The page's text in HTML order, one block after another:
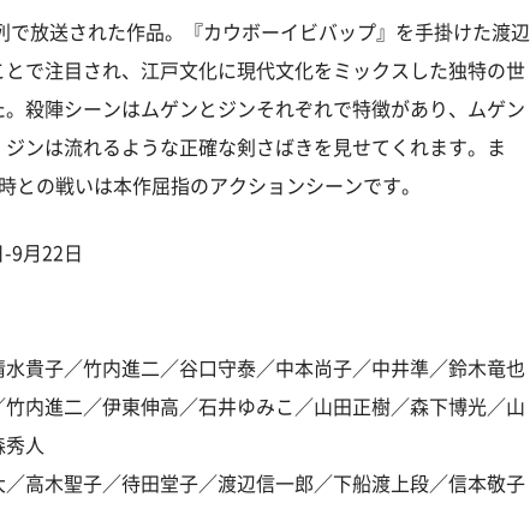
で放送された作品。『カウボーイビバップ』を手掛けた渡辺
で注目され、江戸文化に現代文化をミックスした独特の世
殺陣シーンはムゲンとジンそれぞれで特徴があり、ムゲン
ンは流れるような正確な剣さばきを見せてくれます。ま
との戦いは本作屈指のアクションシーンです。
9月22日
貴子／竹内進二／谷口守泰／中本尚子／中井準／鈴木竜也
竹内進二／伊東伸高／石井ゆみこ／山田正樹／森下博光／山
人
高木聖子／待田堂子／渡辺信一郎／下船渡上段／信本敬子